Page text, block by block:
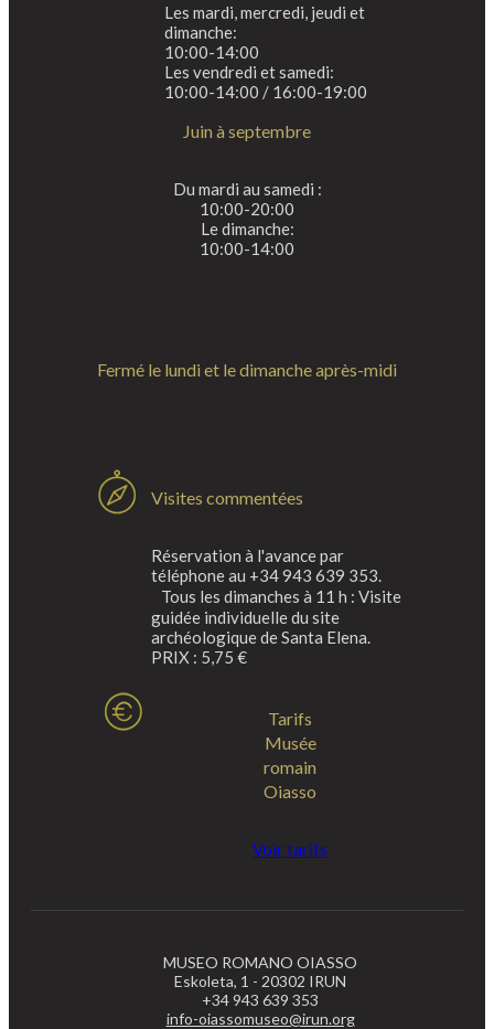
Les mardi, mercredi, jeudi et
dimanche:
10:00-14:00
Les vendredi et samedi:
10:00-14:00 / 16:00-19:00
Juin à septembre
Du mardi au samedi :
10:00-20:00
Le dimanche:
10:00-14:00
Fermé le lundi et le dimanche après-midi
Visites commentées
Réservation à l'avance par
téléphone au +34 943 639 353.
Tous les dimanches à 11 h : Visite
guidée individuelle du site
archéologique de Santa Elena.
PRIX : 5,75 €
Tarifs
Musée
romain
Oiasso
Voir tarifs
MUSEO ROMANO OIASSO
Eskoleta, 1 - 20302 IRUN
+34 943 639 353
info-oiassomuseo@irun.org